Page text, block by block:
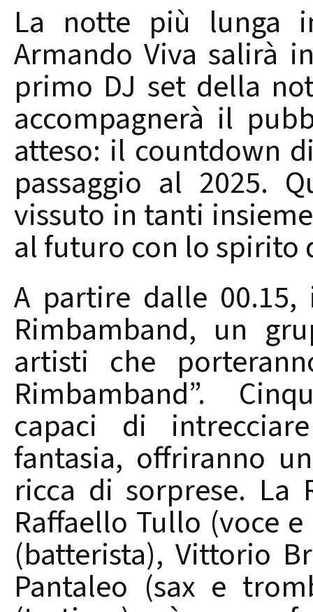
La notte più lunga
Armando Viva salirà
primo DJ set della
accompagnerà il
atteso: il countdown
passaggio al 2025.
vissuto in tanti
al futuro con lo spirito
A partire dalle
Rimbamband, un
artisti che
Rimbamband”.
capaci di
fantasia, offriranno
ricca di sorprese. La
Raffaello Tullo (voce
(batterista), Vittorio
Pantaleo (sax e